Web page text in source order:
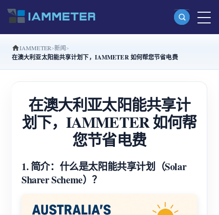
产品
三相 Wi-Fi 电能表 (WEM3080T)
三相 Wi-Fi 电能表 (WEM3046T)
三相 Wi-Fi 电能表 (WEM3050T)
WiFi 功率控制器
IAMMETER Cloud Pro
私有化部署服务
IAMMETER 新闻
在澳大利亚太阳能共享计划下，IAMMETER 如何帮您节省电费
在澳大利亚太阳能共享计
划下，IAMMETER 如何帮
您节省电费
1. 简介：什么是太阳能共享计划（Solar
Sharer Scheme）？